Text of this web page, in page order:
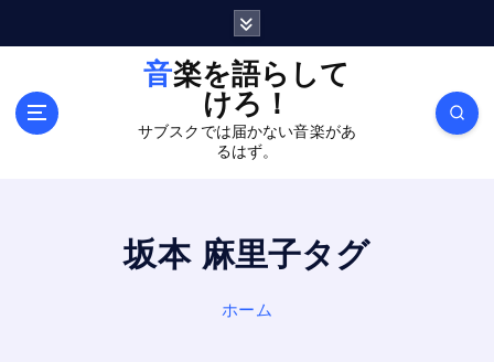
音楽を語らして
けろ！
サブスクでは届かない音楽があ
るはず。
坂本 麻里子タグ
ホーム